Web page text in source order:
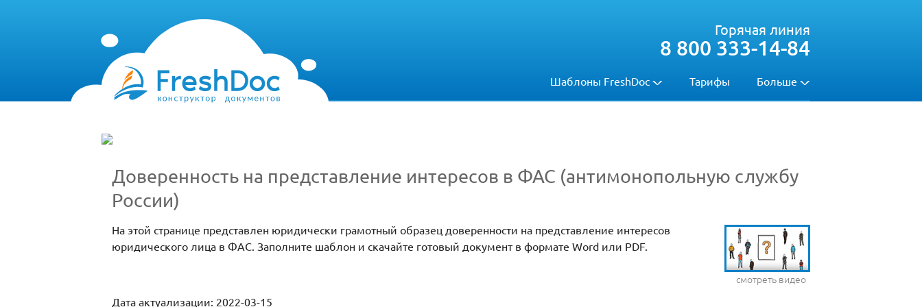
Шаблоны FreshDoc Тарифы Больше
Горячая линия
8 800 333-14-84
Доверенность на представление интересов в ФАС (антимонопольную службу
России)
смотреть видео
На этой странице представлен юридически грамотный образец доверенности на представление интересов
юридического лица в ФАС. Заполните шаблон и скачайте готовый документ в формате Word или PDF.
Дата актуализации: 2022-03-15